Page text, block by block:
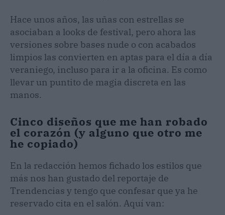
Hace unos años, las uñas con estrellas se
asociaban a looks de festival, pero ahora las
versiones sobre bases nude o con acabados
limpios las convierten en aptas para el día a día
veraniego, incluso para ir a la oficina. Es como
llevar un puntito de magia discreta en las
manos.
Cinco diseños que me han robado
el corazón (y alguno que otro me
he copiado)
En la redacción hemos fichado los estilos que
más nos han gustado del reportaje de
Trendencias y tengo que confesar que ya he
reservado cita en el salón. Aquí van: